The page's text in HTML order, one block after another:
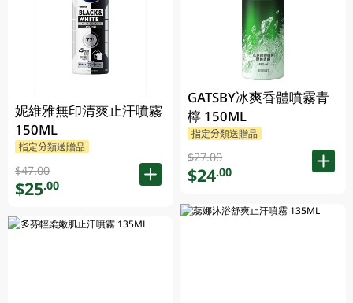
妮維雅無印清爽止汗噴霧
150ML
指定分類送贈品
$47.00
$25.00
GATSBY冰爽香體噴霧青
檸 150ML
指定分類送贈品
$27.00
$24.00